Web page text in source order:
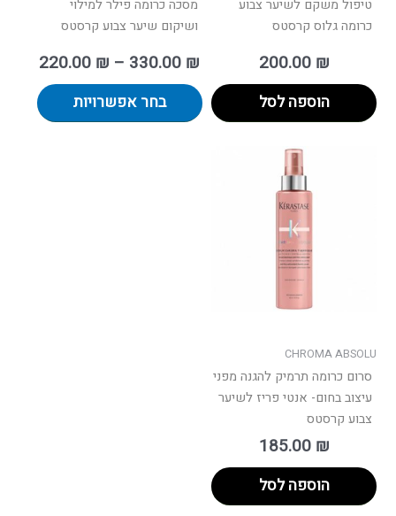
טיפול משקם לשיער צבוע
כרומה גלוס קרסטס
200.00 ₪
הוספה לסל
מסכה כרומה פילר למילוי
ושיקום שיער צבוע קרסטס
220.00 ₪ – 330.00 ₪
בחר אפשרויות
CHROMA ABSOLU
סרום כרומה תרמיק להגנה מפני
עיצוב בחום- אנטי פריז לשיער
צבוע קרסטס
185.00 ₪
הוספה לסל